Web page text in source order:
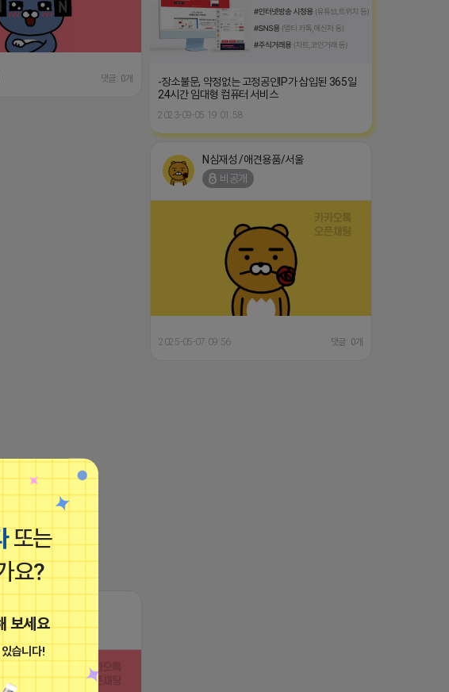
또는
요?
보세요
습니다!
댓글: 0개
-장소불문, 약정없는 고정공인IP가 삽입된 365일
24시간 임대형 컴퓨터 서비스
2023-09-05 19:01:58
N심재성 /애견용품/서울
비공개
2025-05-07 09:56 댓글: 0개
/애견용품/서울
개